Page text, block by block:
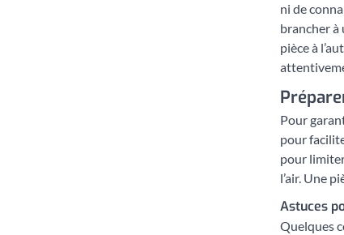
ni de
brancher à
pièce à
Pour
pour
pour
l’air. Une
Astuces
Quelques